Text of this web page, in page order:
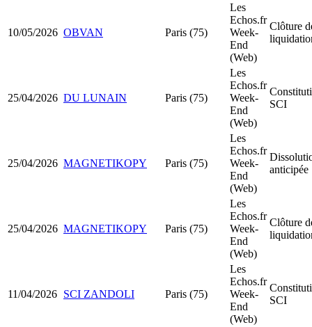
10/05/2026 OBVAN Paris (75)
Les
Echos.fr
Week-
End
(Web)
Clôture
25/04/2026 DU LUNAIN Paris (75)
Les
Echos.fr
Week-
End
(Web)
SCI
25/04/2026 MAGNETIKOPY Paris (75)
Les
Echos.fr
Week-
End
(Web)
anticipée
25/04/2026 MAGNETIKOPY Paris (75)
Les
Echos.fr
Week-
End
(Web)
Clôture
11/04/2026 SCI ZANDOLI Paris (75)
Les
Echos.fr
Week-
End
(Web)
SCI